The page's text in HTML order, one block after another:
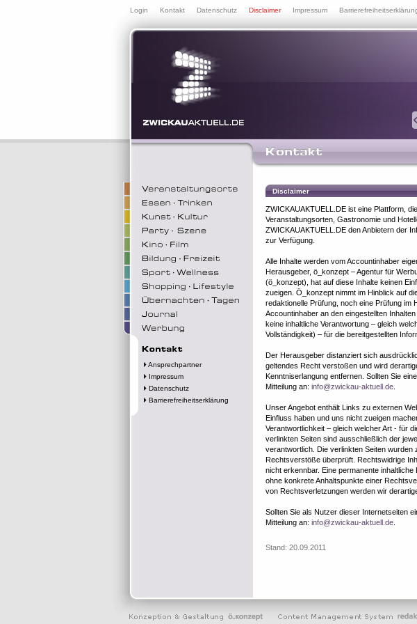
Login Kontakt Datenschutz Disclaimer Impressum
Ansprechpartner
Impressum
Datenschutz
Barrierefreiheitserklärung
Disclaimer
ZWICKAUAKTUELL.DE ist eine Plattform,
Veranstaltungsorten, Gastronomie und
ZWICKAUAKTUELL.DE den Anbietern der
zur Verfügung.
Alle Inhalte werden vom Accountinhaber
Herausgeber, ö_konzept – Agentur für
(ö_konzept), hat auf diese Inhalte keinen
zueigen. Ö_konzept nimmt im Hinblick auf
redaktionelle Prüfung, noch eine Prüfung im
Accountinhaber an den eingestellten
keine inhaltliche Verantwortung – gleich
Vollständigkeit) – für die bereitgestellten
Der Herausgeber distanziert sich
geltendes Recht verstoßen und wird
Kenntniserlangung entfernen. Sollten Sie
Mitteilung an: info@zwickau-aktuell.de
Unser Angebot enthält Links zu externen
Einfluss haben und uns nicht zueigen
Verantwortlichkeit – gleich welcher Art - für
verlinkten Seiten sind ausschließlich der
verantwortlich. Die verlinkten Seiten wurden
Rechtsverstöße überprüft. Rechtswidrige
nicht erkennbar. Eine permanente
ohne konkrete Anhaltspunkte einer
von Rechtsverletzungen werden wir
Sollten Sie als Nutzer dieser Internetseiten
Mitteilung an: info@zwickau-aktuell.de
Stand: 20.09.2011